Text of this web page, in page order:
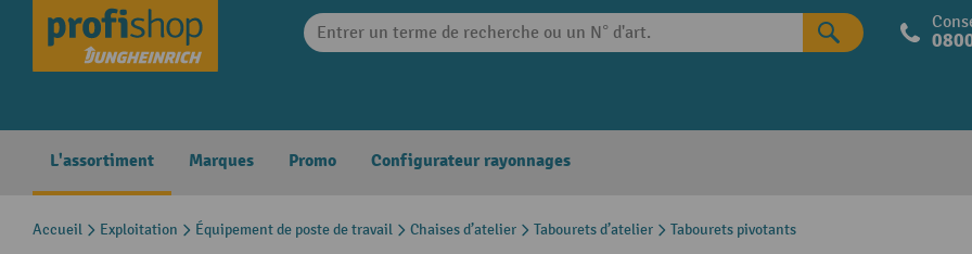
Skip to main navigation
L'assortiment Marques Promo Configurateur rayonnages
Accueil Exploitation Équipement de poste de travail Chaises d’atelier Tabourets d’atelier Tabourets pivotants